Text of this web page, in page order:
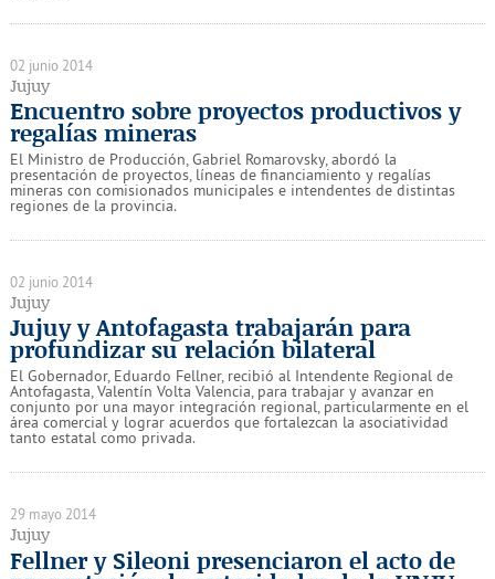
02 junio 2014
Jujuy
Encuentro sobre proyectos productivos y
regalías mineras
El Ministro de Producción, Gabriel Romarovsky, abordó la
presentación de proyectos, líneas de financiamiento y regalías
mineras con comisionados municipales e intendentes de distintas
regiones de la provincia.
02 junio 2014
Jujuy
Jujuy y Antofagasta trabajarán para
profundizar su relación bilateral
El Gobernador, Eduardo Fellner, recibió al Intendente Regional de
Antofagasta, Valentín Volta Valencia, para trabajar y avanzar en
conjunto por una mayor integración regional, particularmente en el
área comercial y lograr acuerdos que fortalezcan la asociatividad
tanto estatal como privada.
29 mayo 2014
Jujuy
Fellner y Sileoni presenciaron el acto de